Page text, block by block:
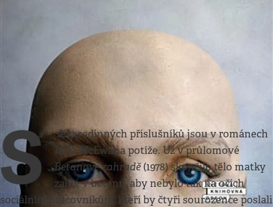
internet
Ian McEwan se ještě jednou pokouší vrátit
do staré formy
Jan Němec
S
těly rodinných příslušníků jsou v románech
Iana McEwana potíže. Už v průlomové
Betonové zahradě(1978) skončilo tělo matky
zalité v betonu, aby nebylo tak na očích
sociálním pracovníkům, kteří by čtyři sourozence poslali